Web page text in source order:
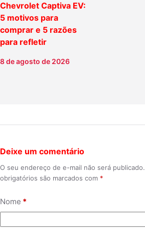
Chevrolet Captiva EV:
5 motivos para
comprar e 5 razões
para refletir
8 de agosto de 2026
Deixe um comentário
O seu endereço de e-mail não será publicado.
obrigatórios são marcados com *
Nome *